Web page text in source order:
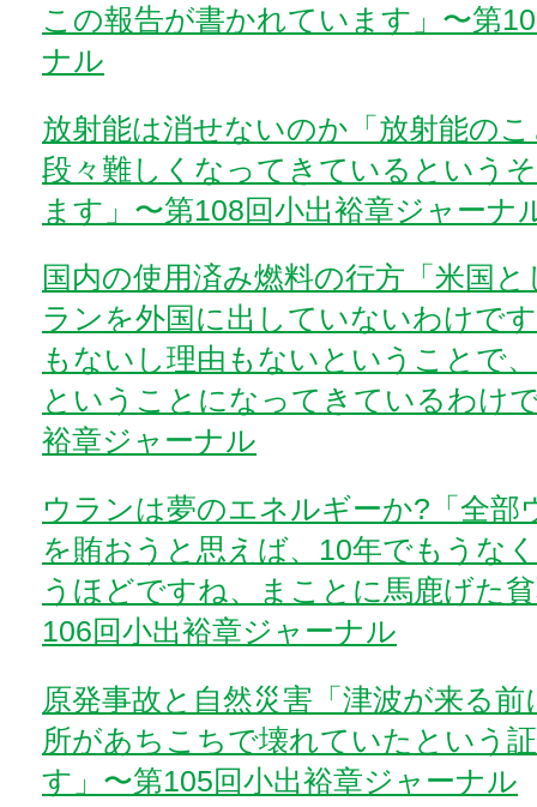
この報告が書かれています」〜第
ナル
放射能は消せないのか「放射能の
段々難しくなってきているという
ます」〜第108回小出裕章ジャーナ
国内の使用済み燃料の行方「米国
ランを外国に出していないわけで
もないし理由もないということで
ということになってきているわけ
裕章ジャーナル
ウランは夢のエネルギーか?「全部
を賄おうと思えば、10年でもうな
うほどですね、まことに馬鹿げた
106回小出裕章ジャーナル
原発事故と自然災害「津波が来る
所があちこちで壊れていたという
す」〜第105回小出裕章ジャーナル